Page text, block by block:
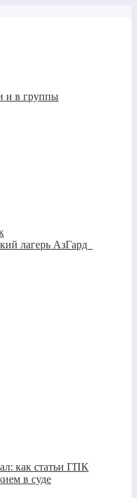
и в группы
лагерь АзГард
как статьи ГПК
в суде